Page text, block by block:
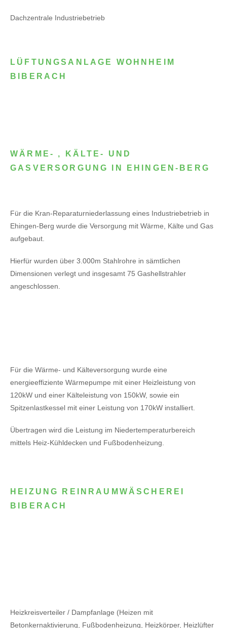
Dachzentrale Industriebetrieb
LÜFTUNGSANLAGE WOHNHEIM
BIBERACH
WÄRME- , KÄLTE- UND
GASVERSORGUNG IN EHINGEN-BERG
Für die Kran-Reparaturniederlassung eines Industriebetrieb in
Ehingen-Berg wurde die Versorgung mit Wärme, Kälte und Gas
aufgebaut.
Hierfür wurden über 3.000m Stahlrohre in sämtlichen
Dimensionen verlegt und insgesamt 75 Gashellstrahler
angeschlossen.
Für die Wärme- und Kälteversorgung wurde eine
energieeffiziente Wärmepumpe mit einer Heizleistung von
120kW und einer Kälteleistung von 150kW, sowie ein
Spitzenlastkessel mit einer Leistung von 170kW installiert.
Übertragen wird die Leistung im Niedertemperaturbereich
mittels Heiz-Kühldecken und Fußbodenheizung.
HEIZUNG REINRAUMWÄSCHEREI
BIBERACH
Heizkreisverteiler / Dampfanlage (Heizen mit
Betonkernaktivierung, Fußbodenheizung, Heizkörper, Heizlüfter